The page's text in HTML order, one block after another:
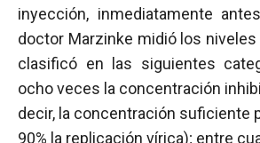
inyección, inmediatamente
doctor Marzinke midió los
clasificó en las siguientes
ocho veces la concentración
decir, la concentración suficiente
90% la replicación vírica); entre